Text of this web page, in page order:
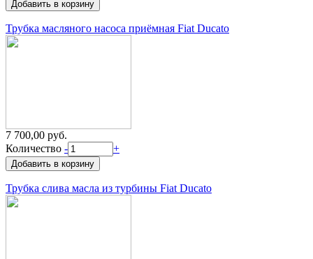
Трубка масляного насоса приёмная Fiat Ducato
7 700,00 руб.
Количество - +
Трубка слива масла из турбины Fiat Ducato